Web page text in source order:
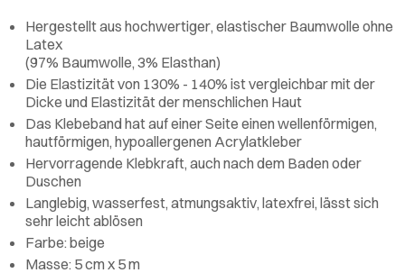
Hergestellt aus hochwertiger, elastischer Baumwolle ohne
Latex
(97% Baumwolle, 3% Elasthan)
Die Elastizität von 130% - 140% ist vergleichbar mit der
Dicke und Elastizität der menschlichen Haut
Das Klebeband hat auf einer Seite einen wellenförmigen,
hautförmigen, hypoallergenen Acrylatkleber
Hervorragende Klebkraft, auch nach dem Baden oder
Duschen
Langlebig, wasserfest, atmungsaktiv, latexfrei, lässt sich
sehr leicht ablösen
Farbe: beige
Masse: 5 cm x 5 m